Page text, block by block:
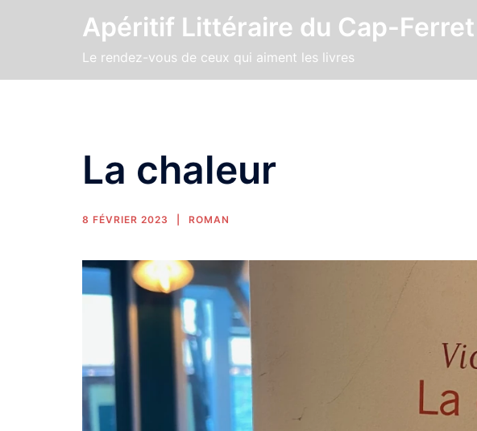
Apéritif Littéraire du Cap-Ferret
Le rendez-vous de ceux qui aiment les livres
La chaleur
8 FÉVRIER 2023 ROMAN